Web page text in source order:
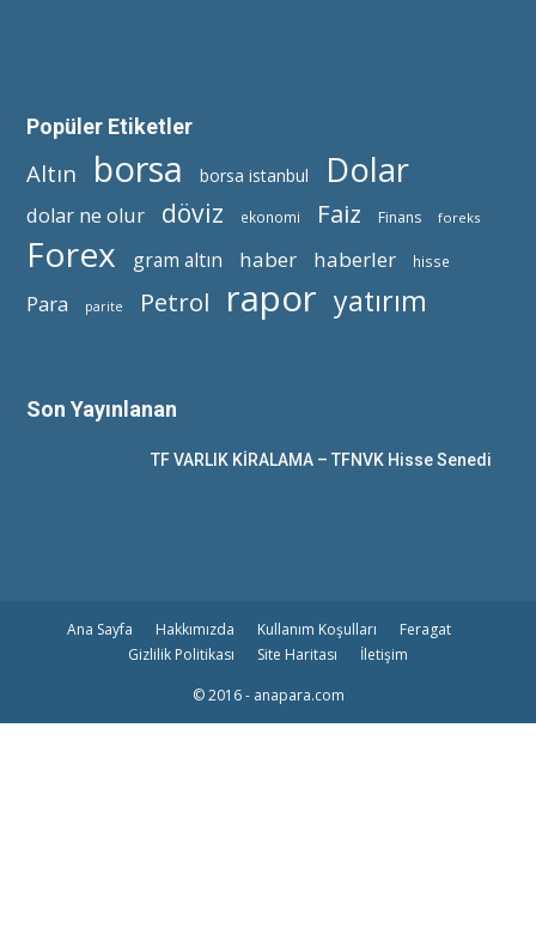
Popüler Etiketler
Altın borsa borsa istanbul Dolar
dolar ne olur döviz ekonomi Faiz Finans foreks
Forex gram altın haber haberler hisse
Para parite Petrol rapor yatırım
Son Yayınlanan
TF VARLIK KİRALAMA – TFNVK Hisse Senedi
Ana Sayfa Hakkımızda Kullanım Koşulları
Feragat
Gizlilik Politikası
Site Haritası
İletişim
© 2016 - anapara.com